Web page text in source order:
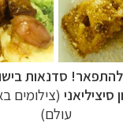
להתפאר! סדנאות
סיציליאני (צילומים
עולם)